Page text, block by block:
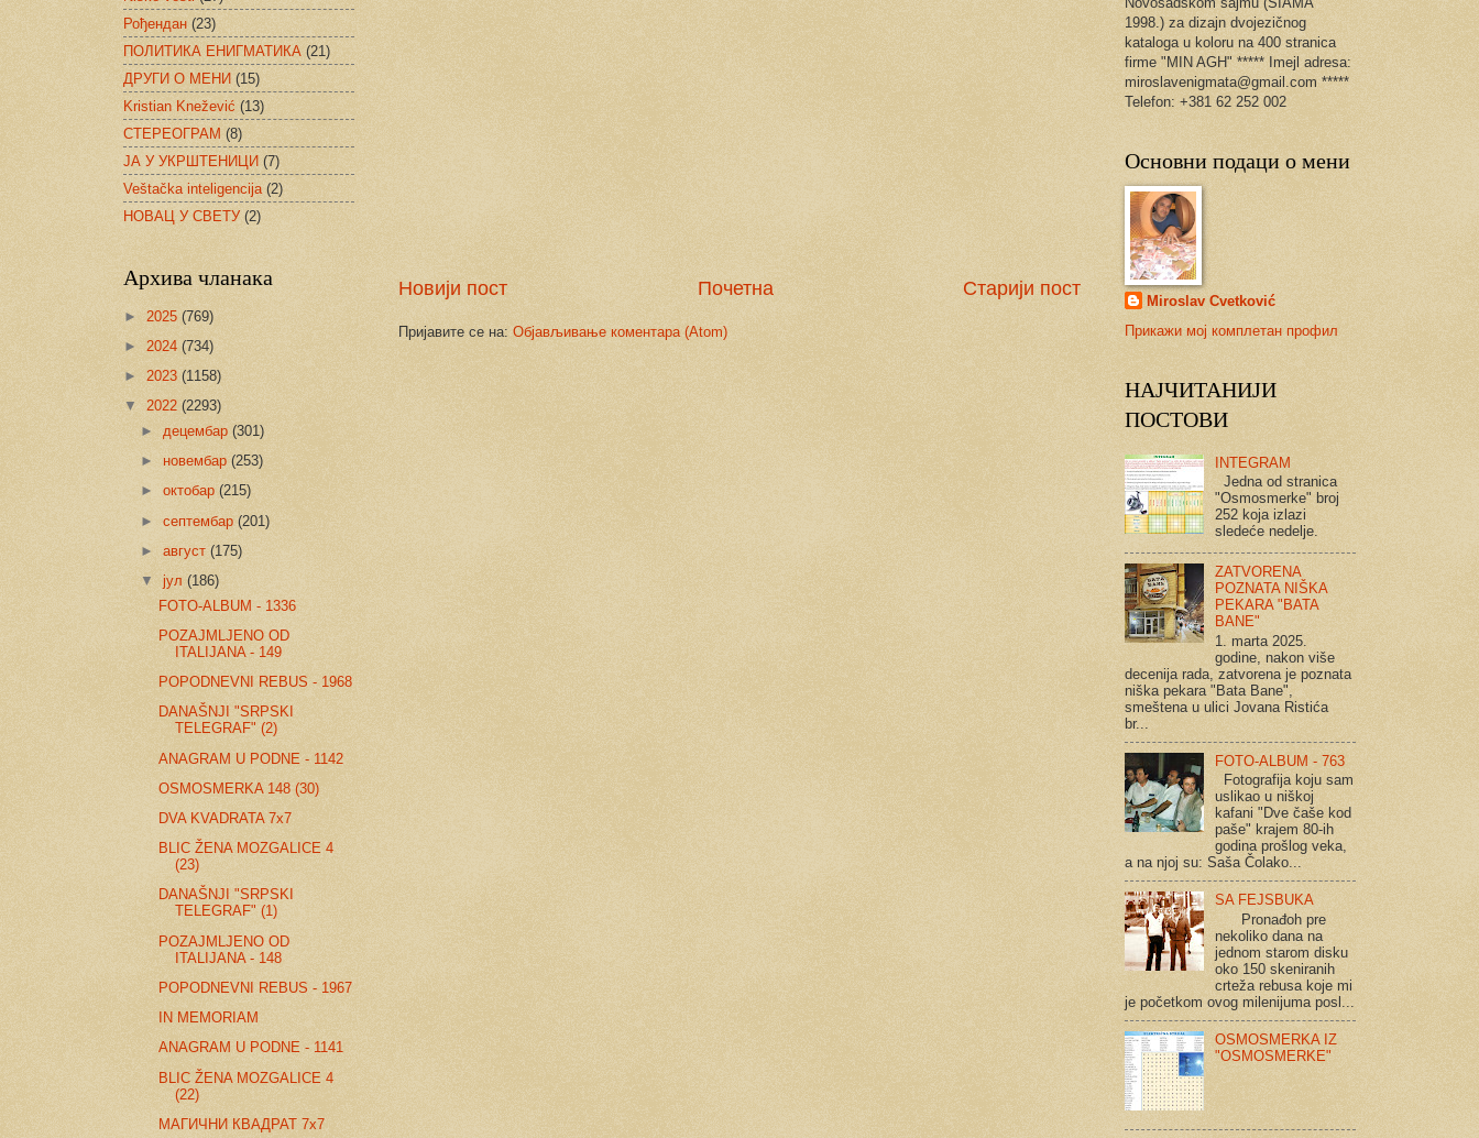
Новији пост Старији пост
Почетна
Пријавите се на: Објављивање коментара (Atom)
Рођендан (23)
ПОЛИТИКА ЕНИГМАТИКА (21)
ДРУГИ О МЕНИ (15)
Kristian Knežević (13)
СТЕРЕОГРАМ (8)
ЈА У УКРШТЕНИЦИ (7)
Veštačka inteligencija (2)
НОВАЦ У СВЕТУ (2)
Архива чланака
► 2025 (769)
► 2024 (734)
► 2023 (1158)
▼ 2022 (2293)
► децембар(301)
►новембар(253)
►октобар(215)
►септембар(201)
►август(175)
▼јул(186)
FOTO-ALBUM - 1336
POZAJMLJENO OD
ITALIJANA - 149
POPODNEVNI REBUS - 1968
DANAŠNJI "SRPSKI
TELEGRAF" (2)
ANAGRAM U PODNE - 1142
OSMOSMERKA 148 (30)
DVA KVADRATA 7x7
BLIC ŽENA MOZGALICE 4
(23)
DANAŠNJI "SRPSKI
TELEGRAF" (1)
POZAJMLJENO OD
ITALIJANA - 148
POPODNEVNI REBUS - 1967
IN MEMORIAM
ANAGRAM U PODNE - 1141
BLIC ŽENA MOZGALICE 4
(22)
МАГИЧНИ КВАДРАТ 7х7
1998.) za dizajn dvojezičnog
kataloga u koloru na 400 stranica
firme "MIN AGH" ***** Imejl adresa:
miroslavenigmata@gmail.com *****
Telefon: +381 62 252 002
Основни подаци о мени
Miroslav Cvetković
Прикажи мој комплетан профил
НАЈЧИТАНИЈИ
ПОСТОВИ
INTEGRAM
Jedna od stranica
"Osmosmerke" broj
252 koja izlazi
sledeće nedelje.
ZATVORENA
POZNATA NIŠKA
PEKARA "BATA
BANE"
1. marta 2025.
godine, nakon više
decenija rada, zatvorena je poznata
niška pekara "Bata Bane",
smeštena u ulici Jovana Ristića
br...
FOTO-ALBUM - 763
Fotografija koju sam
uslikao u niškoj
kafani "Dve čaše kod
paše" krajem 80-ih
godina prošlog veka,
a na njoj su: Saša Čolako...
SA FEJSBUKA
Pronađoh pre
nekoliko dana na
jednom starom disku
oko 150 skeniranih
crteža rebusa koje mi
je početkom ovog milenijuma posl...
OSMOSMERKA IZ
"OSMOSMERKE"